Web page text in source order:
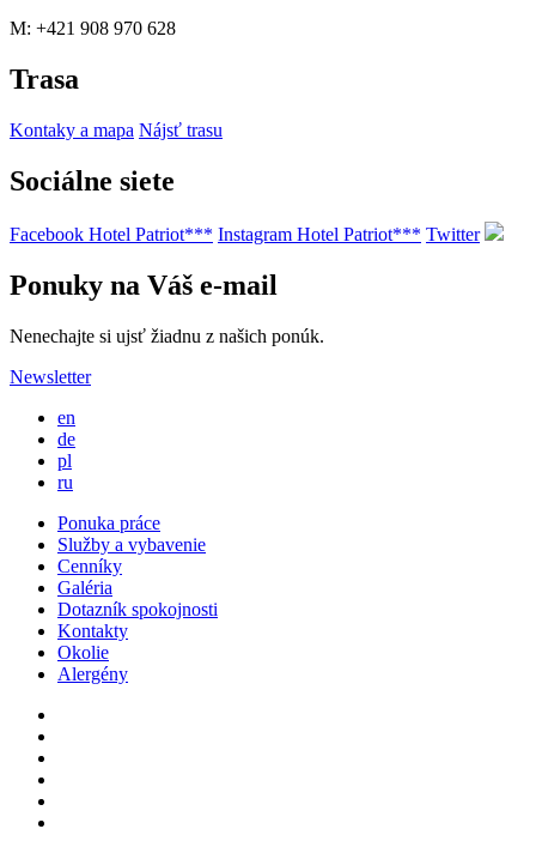
M: +421 908 970 628
Trasa
Kontaky a mapa Nájsť trasu
Sociálne siete
Facebook Hotel Patriot*** Instagram Hotel Patriot*** Twitter
Ponuky na Váš e-mail
Nenechajte si ujsť žiadnu z našich ponúk.
Newsletter
en
de
pl
ru
Ponuka práce
Služby a vybavenie
Cenníky
Galéria
Dotazník spokojnosti
Kontakty
Okolie
Alergény